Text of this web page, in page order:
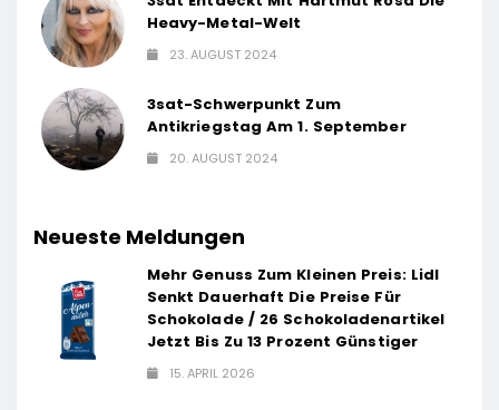
Heavy-Metal-Welt
23. AUGUST 2024
3sat-Schwerpunkt Zum
Antikriegstag Am 1. September
20. AUGUST 2024
Neueste Meldungen
Mehr Genuss Zum Kleinen Preis: Lidl
Senkt Dauerhaft Die Preise Für
Schokolade / 26 Schokoladenartikel
Jetzt Bis Zu 13 Prozent Günstiger
15. APRIL 2026